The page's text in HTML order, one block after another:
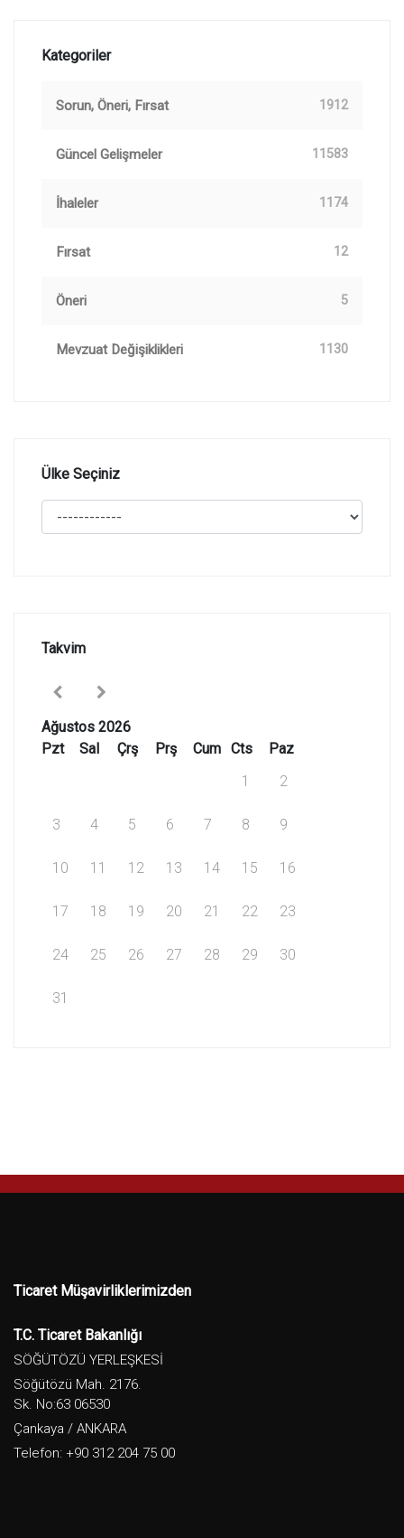
Kategoriler
Sorun, Öneri, Fırsat 1912
Güncel Gelişmeler 11583
İhaleler 1174
Fırsat 12
Öneri 5
Mevzuat Değişiklikleri 1130
Ülke Seçiniz
Takvim
Ağustos 2026
Pzt
Sal Çrş Prş Cum Cts
Paz
1
2
3 4 5 6 7 8 9
10 11 12 13 14 15 16
17 18 19 20 21 22 23
24 25 26 27 28 29 30
31
Ticaret Müşavirliklerimizden
T.C. Ticaret Bakanlığı
SÖĞÜTÖZÜ YERLEŞKESİ
Söğütözü Mah. 2176.
Sk. No:63 06530
Çankaya / ANKARA
Telefon: +90 312 204 75 00